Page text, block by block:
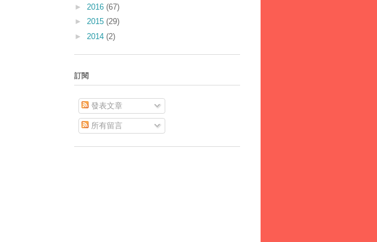
► 2016 (67)
► 2015 (29)
► 2014 (2)
訂閱
發表文章
所有留言